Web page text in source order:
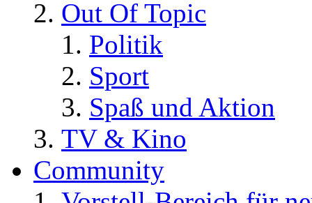
Out Of Topic
Politik
Sport
Spaß und Aktion
TV & Kino
Community